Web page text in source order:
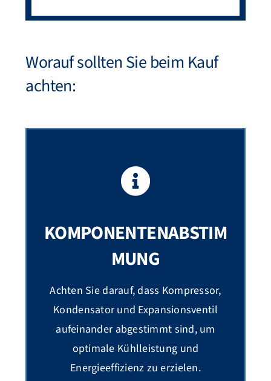
Worauf sollten Sie beim Kauf
achten:
KOMPONENTENABSTIM
MUNG
Achten Sie darauf, dass Kompressor,
Kondensator und Expansionsventil
aufeinander abgestimmt sind, um
optimale Kühlleistung und
Energieeffizienz zu erzielen.